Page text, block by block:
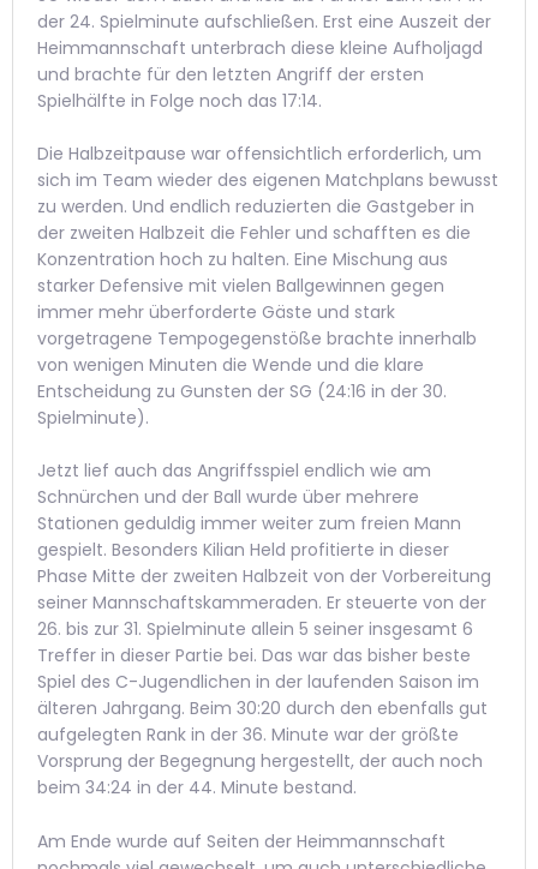
der 24. Spielminute aufschließen. Erst eine Auszeit der
Heimmannschaft unterbrach diese kleine Aufholjagd
und brachte für den letzten Angriff der ersten
Spielhälfte in Folge noch das 17:14.
Die Halbzeitpause war offensichtlich erforderlich, um
sich im Team wieder des eigenen Matchplans bewusst
zu werden. Und endlich reduzierten die Gastgeber in
der zweiten Halbzeit die Fehler und schafften es die
Konzentration hoch zu halten. Eine Mischung aus
starker Defensive mit vielen Ballgewinnen gegen
immer mehr überforderte Gäste und stark
vorgetragene Tempogegenstöße brachte innerhalb
von wenigen Minuten die Wende und die klare
Entscheidung zu Gunsten der SG (24:16 in der 30.
Spielminute).
Jetzt lief auch das Angriffsspiel endlich wie am
Schnürchen und der Ball wurde über mehrere
Stationen geduldig immer weiter zum freien Mann
gespielt. Besonders Kilian Held profitierte in dieser
Phase Mitte der zweiten Halbzeit von der Vorbereitung
seiner Mannschaftskammeraden. Er steuerte von der
26. bis zur 31. Spielminute allein 5 seiner insgesamt 6
Treffer in dieser Partie bei. Das war das bisher beste
Spiel des C-Jugendlichen in der laufenden Saison im
älteren Jahrgang. Beim 30:20 durch den ebenfalls gut
aufgelegten Rank in der 36. Minute war der größte
Vorsprung der Begegnung hergestellt, der auch noch
beim 34:24 in der 44. Minute bestand.
Am Ende wurde auf Seiten der Heimmannschaft